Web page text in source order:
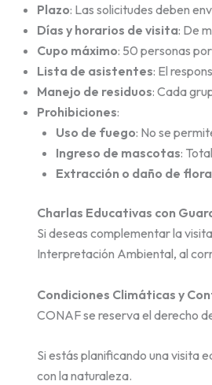
Plazo: Las solicitudes deben
Días y horarios de visita: De
Cupo máximo: 50 personas
Lista de asistentes: El
Manejo de residuos: Cada
Prohibiciones:
Uso de fuego: No se
Ingreso de mascotas:
Extracción o daño de
Charlas Educativas con
Si deseas complementar la
Interpretación Ambiental, al
Condiciones Climáticas y
CONAF se reserva el derecho
Si estás planificando una visita
con la naturaleza.